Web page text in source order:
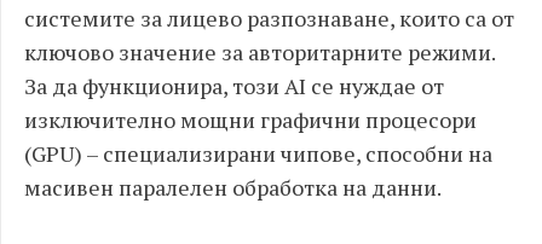
системите за лицево разпознаване, които са от
ключово значение за авторитарните режими.
За да функционира, този AI се нуждае от
изключително мощни графични процесори
(GPU) – специализирани чипове, способни на
масивен паралелен обработка на данни.